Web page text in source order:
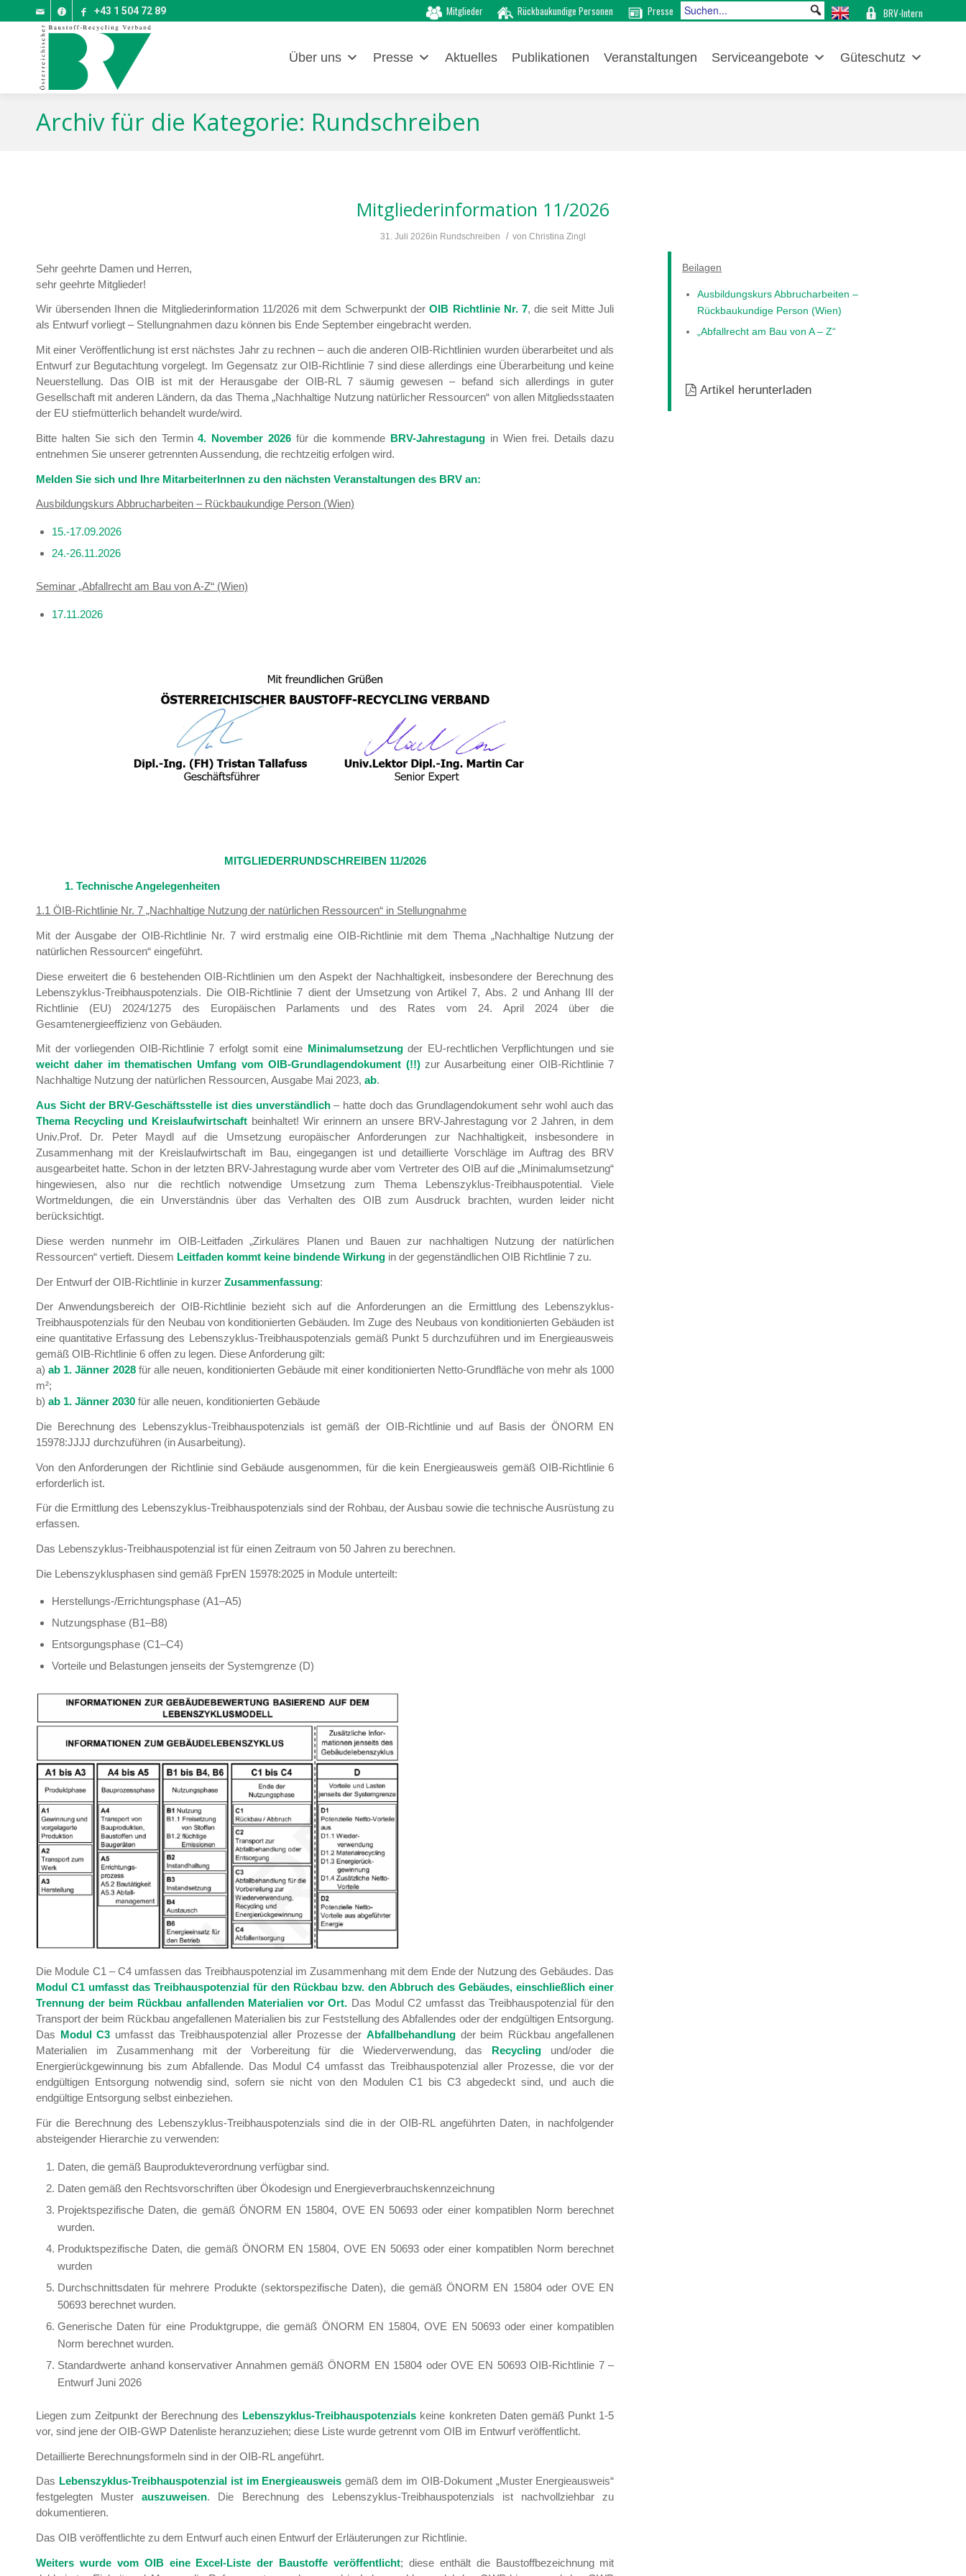
Mitglieder Rückbaukundige Personen Presse BRV-Intern
+43 1 504 72 89
Über uns Presse Aktuelles Publikationen Veranstaltungen Serviceangebote Güteschutz
Archiv für die Kategorie: Rundschreiben
Mitgliederinformation 11/2026
31. Juli 2026in Rundschreiben / von Christina Zingl
Sehr geehrte Damen und Herren,
sehr geehrte Mitglieder!
Wir übersenden Ihnen die Mitgliederinformation 11/2026 mit dem Schwerpunkt derOIB Richtlinie Nr. 7, die seit Mitte Juli
als Entwurf vorliegt – Stellungnahmen dazu können bis Ende September eingebracht werden.
Mit einer Veröffentlichung ist erst nächstes Jahr zu rechnen – auch die anderen OIB-Richtlinien wurden überarbeitet und als
Entwurf zur Begutachtung vorgelegt. Im Gegensatz zur OIB-Richtlinie 7 sind diese allerdings eine Überarbeitung und keine
Neuerstellung. Das OIB ist mit der Herausgabe der OIB-RL 7 säumig gewesen – befand sich allerdings in guter
Gesellschaft mit anderen Ländern, da das Thema „Nachhaltige Nutzung natürlicher Ressourcen“ von allen Mitgliedsstaaten
der EU stiefmütterlich behandelt wurde/wird.
Bitte halten Sie sich den Termin4. November 2026 für die kommende BRV-Jahrestagungin Wien frei. Details dazu
entnehmen Sie unserer getrennten Aussendung, die rechtzeitig erfolgen wird.
Melden Sie sich und Ihre MitarbeiterInnen zu den nächsten Veranstaltungen des BRV an:
Ausbildungskurs Abbrucharbeiten – Rückbaukundige Person (Wien)
15.-17.09.2026
24.-26.11.2026
Seminar „Abfallrecht am Bau von A-Z“ (Wien)
17.11.2026
MITGLIEDERRUNDSCHREIBEN 11/2026
1. Technische Angelegenheiten
1.1 ÖIB-Richtlinie Nr. 7 „Nachhaltige Nutzung der natürlichen Ressourcen“ in Stellungnahme
Mit der Ausgabe der OIB-Richtlinie Nr. 7 wird erstmalig eine OIB-Richtlinie mit dem Thema „Nachhaltige Nutzung der
natürlichen Ressourcen“ eingeführt.
Diese erweitert die 6 bestehenden OIB-Richtlinien um den Aspekt der Nachhaltigkeit, insbesondere der Berechnung des
Lebenszyklus-Treibhauspotenzials. Die OIB-Richtlinie 7 dient der Umsetzung von Artikel 7, Abs. 2 und Anhang III der
Richtlinie (EU) 2024/1275 des Europäischen Parlaments und des Rates vom 24. April 2024 über die
Gesamtenergieeffizienz von Gebäuden.
Mit der vorliegenden OIB-Richtlinie 7 erfolgt somit eine Minimalumsetzungder EU-rechtlichen Verpflichtungen und sie
weicht daher im thematischen Umfang vom OIB-Grundlagendokument (!!)zur Ausarbeitung einer OIB-Richtlinie 7
Nachhaltige Nutzung der natürlichen Ressourcen, Ausgabe Mai 2023, ab.
Aus Sicht der BRV-Geschäftsstelle ist dies unverständlich– hatte doch das Grundlagendokument sehr wohl auch das
Thema Recycling und Kreislaufwirtschaft beinhaltet! Wir erinnern an unsere BRV-Jahrestagung vor 2 Jahren, in dem
Univ.Prof. Dr. Peter Maydl auf die Umsetzung europäischer Anforderungen zur Nachhaltigkeit, insbesondere in
Zusammenhang mit der Kreislaufwirtschaft im Bau, eingegangen ist und detaillierte Vorschläge im Auftrag des BRV
ausgearbeitet hatte. Schon in der letzten BRV-Jahrestagung wurde aber vom Vertreter des OIB auf die „Minimalumsetzung“
hingewiesen, also nur die rechtlich notwendige Umsetzung zum Thema Lebenszyklus-Treibhauspotential. Viele
Wortmeldungen, die ein Unverständnis über das Verhalten des OIB zum Ausdruck brachten, wurden leider nicht
berücksichtigt.
Diese werden nunmehr im OIB-Leitfaden „Zirkuläres Planen und Bauen zur nachhaltigen Nutzung der natürlichen
Ressourcen“ vertieft. Diesem Leitfaden kommt keine bindende Wirkung in der gegenständlichen OIB Richtlinie 7 zu.
Der Entwurf der OIB-Richtlinie in kurzer Zusammenfassung:
Der Anwendungsbereich der OIB-Richtlinie bezieht sich auf die Anforderungen an die Ermittlung des Lebenszyklus-
Treibhauspotenzials für den Neubau von konditionierten Gebäuden. Im Zuge des Neubaus von konditionierten Gebäuden ist
eine quantitative Erfassung des Lebenszyklus-Treibhauspotenzials gemäß Punkt 5 durchzuführen und im Energieausweis
gemäß OIB-Richtlinie 6 offen zu legen. Diese Anforderung gilt:
a)ab 1. Jänner 2028für alle neuen, konditionierten Gebäude mit einer konditionierten Netto-Grundfläche von mehr als 1000
m²;
b) ab 1. Jänner 2030 für alle neuen, konditionierten Gebäude
Die Berechnung des Lebenszyklus-Treibhauspotenzials ist gemäß der OIB-Richtlinie und auf Basis der ÖNORM EN
15978:JJJJ durchzuführen (in Ausarbeitung).
Von den Anforderungen der Richtlinie sind Gebäude ausgenommen, für die kein Energieausweis gemäß OIB-Richtlinie 6
erforderlich ist.
Für die Ermittlung des Lebenszyklus-Treibhauspotenzials sind der Rohbau, der Ausbau sowie die technische Ausrüstung zu
erfassen.
Das Lebenszyklus-Treibhauspotenzial ist für einen Zeitraum von 50 Jahren zu berechnen.
Die Lebenszyklusphasen sind gemäß FprEN 15978:2025 in Module unterteilt:
Herstellungs-/Errichtungsphase (A1–A5)
Nutzungsphase (B1–B8)
Entsorgungsphase (C1–C4)
Vorteile und Belastungen jenseits der Systemgrenze (D)
Die Module C1 – C4 umfassen das Treibhauspotenzial im Zusammenhang mit dem Ende der Nutzung des Gebäudes. Das
Modul C1 umfasst das Treibhauspotenzial für den Rückbau bzw. den Abbruch des Gebäudes, einschließlich einer
Trennung der beim Rückbau anfallenden Materialien vor Ort. Das Modul C2 umfasst das Treibhauspotenzial für den
Transport der beim Rückbau angefallenen Materialien bis zur Feststellung des Abfallendes oder der endgültigen Entsorgung.
Das Modul C3 umfasst das Treibhauspotenzial aller Prozesse der Abfallbehandlungder beim Rückbau angefallenen
Materialien im Zusammenhang mit der Vorbereitung für die Wiederverwendung, das Recycling und/oder die
Energierückgewinnung bis zum Abfallende. Das Modul C4 umfasst das Treibhauspotenzial aller Prozesse, die vor der
endgültigen Entsorgung notwendig sind, sofern sie nicht von den Modulen C1 bis C3 abgedeckt sind, und auch die
endgültige Entsorgung selbst einbeziehen.
Für die Berechnung des Lebenszyklus-Treibhauspotenzials sind die in der OIB-RL angeführten Daten, in nachfolgender
absteigender Hierarchie zu verwenden:
Daten, die gemäß Bauprodukteverordnung verfügbar sind.
Daten gemäß den Rechtsvorschriften über Ökodesign und Energieverbrauchskennzeichnung
Projektspezifische Daten, die gemäß ÖNORM EN 15804, OVE EN 50693 oder einer kompatiblen Norm berechnet
wurden.
Produktspezifische Daten, die gemäß ÖNORM EN 15804, OVE EN 50693 oder einer kompatiblen Norm berechnet
wurden
Durchschnittsdaten für mehrere Produkte (sektorspezifische Daten), die gemäß ÖNORM EN 15804 oder OVE EN
50693 berechnet wurden.
Generische Daten für eine Produktgruppe, die gemäß ÖNORM EN 15804, OVE EN 50693 oder einer kompatiblen
Norm berechnet wurden.
Standardwerte anhand konservativer Annahmen gemäß ÖNORM EN 15804 oder OVE EN 50693 OIB-Richtlinie 7 –
Entwurf Juni 2026
Liegen zum Zeitpunkt der Berechnung des Lebenszyklus-Treibhauspotenzials keine konkreten Daten gemäß Punkt 1-5
vor, sind jene der OIB-GWP Datenliste heranzuziehen; diese Liste wurde getrennt vom OIB im Entwurf veröffentlicht.
Detaillierte Berechnungsformeln sind in der OIB-RL angeführt.
Das Lebenszyklus-Treibhauspotenzial ist im Energieausweis gemäß dem im OIB-Dokument „Muster Energieausweis“
festgelegten Musterauszuweisen. Die Berechnung des Lebenszyklus-Treibhauspotenzials ist nachvollziehbar zu
dokumentieren.
Das OIB veröffentlichte zu dem Entwurf auch einen Entwurf der Erläuterungen zur Richtlinie.
Weiters wurde vom OIB eine Excel-Liste der Baustoffe veröffentlicht; diese enthält die Baustoffbezeichnung mit
Beilagen
Ausbildungskurs Abbrucharbeiten –
Rückbaukundige Person (Wien)
„Abfallrecht am Bau von A – Z“
Artikel herunterladen